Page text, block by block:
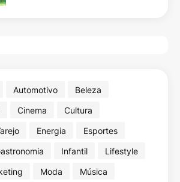
Automotivo
Beleza
Cinema
Cultura
Energia
Esportes
Infantil
Lifestyle
Moda
Música